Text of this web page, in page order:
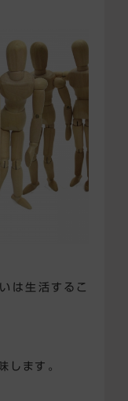
いは生活するこ
ます。